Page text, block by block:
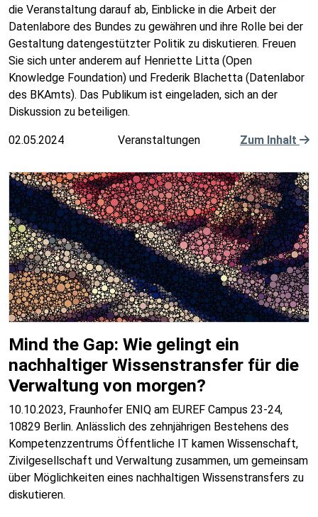
die Veranstaltung darauf ab, Einblicke in die Arbeit der
Datenlabore des Bundes zu gewähren und ihre Rolle bei der
Gestaltung datengestützter Politik zu diskutieren. Freuen
Sie sich unter anderem auf Henriette Litta (Open
Knowledge Foundation) und Frederik Blachetta (Datenlabor
des BKAmts). Das Publikum ist eingeladen, sich an der
Diskussion zu beteiligen.
02.05.2024 Veranstaltungen Zum Inhalt
Mind the Gap: Wie gelingt ein
nachhaltiger Wissenstransfer für die
Verwaltung von morgen?
10.10.2023, Fraunhofer ENIQ am EUREF Campus 23-24,
10829 Berlin. Anlässlich des zehnjährigen Bestehens des
Kompetenzzentrums Öffentliche IT kamen Wissenschaft,
Zivilgesellschaft und Verwaltung zusammen, um gemeinsam
über Möglichkeiten eines nachhaltigen Wissenstransfers zu
diskutieren.